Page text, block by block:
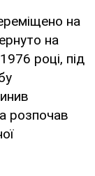
на
на
році, під
розпочав